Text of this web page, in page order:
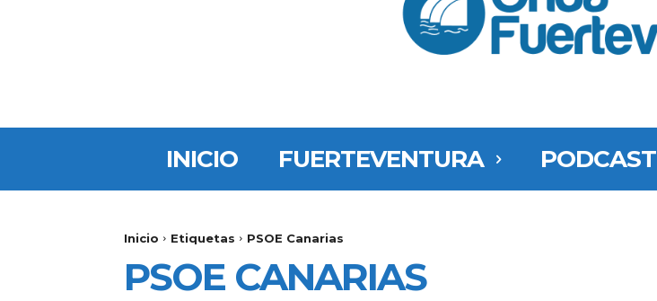
INICIO FUERTEVENTURA PODCAST
Inicio Etiquetas PSOE Canarias
PSOE CANARIAS